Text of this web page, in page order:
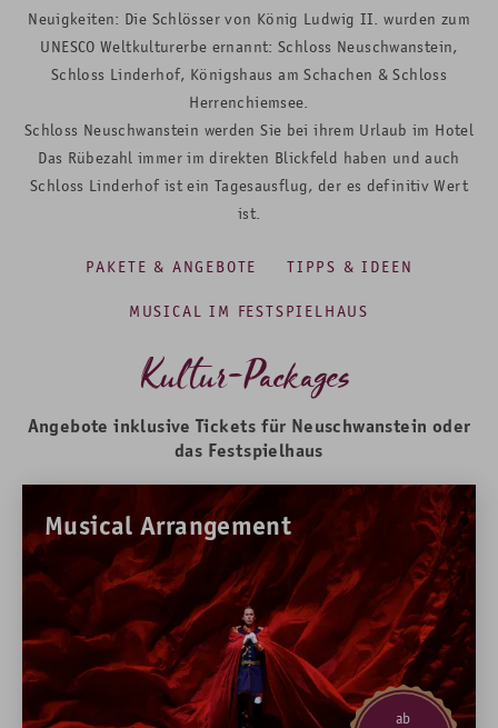
Neuigkeiten: Die Schlösser von König Ludwig II. wurden zum
UNESCO Weltkulturerbe ernannt: Schloss Neuschwanstein,
Schloss Linderhof, Königshaus am Schachen & Schloss
Herrenchiemsee.
Schloss Neuschwanstein werden Sie bei ihrem Urlaub im Hotel
Das Rübezahl immer im direkten Blickfeld haben und auch
Schloss Linderhof ist ein Tagesausflug, der es definitiv Wert
ist.
PAKETE & ANGEBOTE TIPPS & IDEEN
MUSICAL IM FESTSPIELHAUS
Kultur-Packages
Angebote inklusive Tickets für Neuschwanstein oder
das Festspielhaus
Musical Arrangement
ab